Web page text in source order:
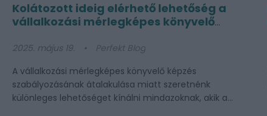
Kolátozott ideig elérhető lehetőség a
vállalkozási mérlegképes könyvelő
2025. május 19.
Perfekt Blog
A vállalkozási mérlegképes könyvelő képzés
szabályozásának átalakulása miatt szeretnénk
különleges lehetőséget kínálni mindazoknak, akik a...